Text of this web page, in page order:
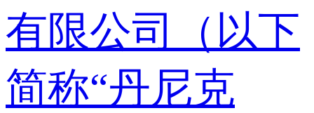
有限公司（以下
简称“丹尼克